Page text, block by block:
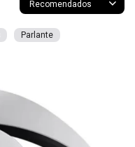
Recomendados
Parlante